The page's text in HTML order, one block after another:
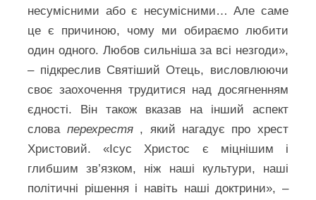
несумісними або є несумісними… Але саме
це є причиною, чому ми обираємо любити
один одного. Любов сильніша за всі незгоди»,
– підкреслив Святіший Отець, висловлюючи
своє заохочення трудитися над досягненням
єдності. Він також вказав на інший аспект
слова перехрестя, який нагадує про хрест
Христовий. «Ісус Христос є міцнішим і
глибшим зв’язком, ніж наші культури, наші
політичні рішення і навіть наші доктрини», –